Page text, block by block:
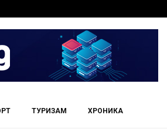
ТУРИЗАМ ХРОНИКА